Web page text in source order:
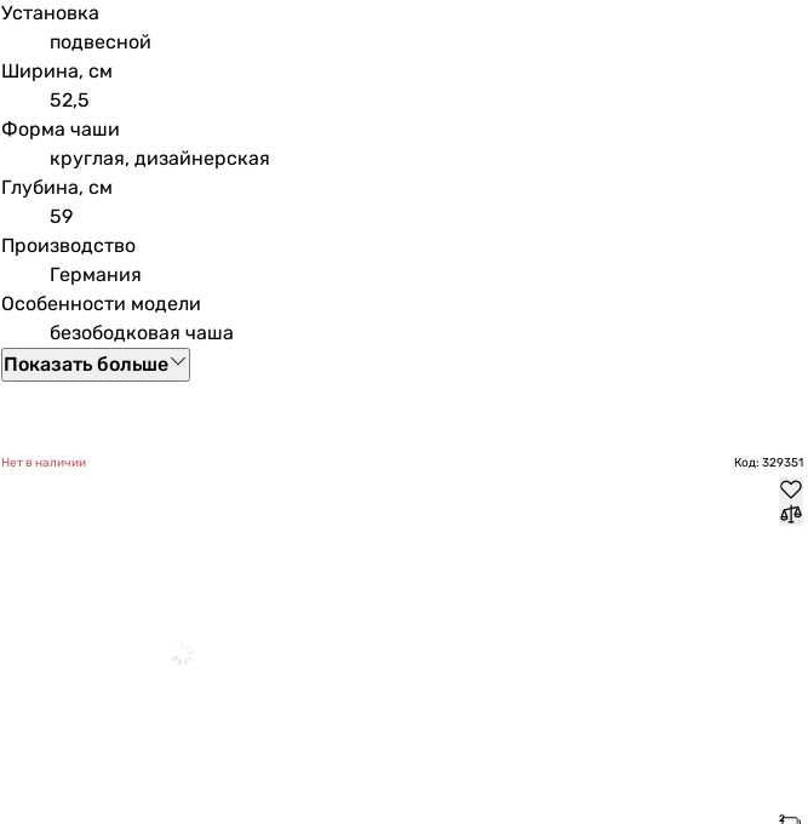
Установка
подвесной
Ширина, см
52,5
Форма чаши
круглая, дизайнерская
Глубина, см
59
Производство
Германия
Особенности модели
безободковая чаша
Показать больше
Нет в наличии Код: 329351